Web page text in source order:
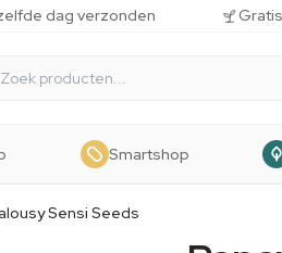
dag verzonden
Smartshop
Sensi Seeds